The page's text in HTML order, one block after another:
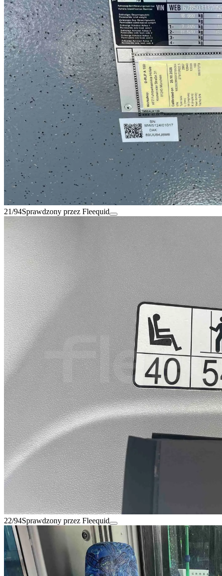
21/94Sprawdzony przez Fleequid
22/94Sprawdzony przez Fleequid